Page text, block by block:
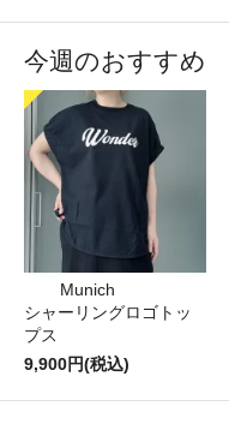
今週のおすすめ
Munich
シャーリングロゴトッ
プス
9,900円(税込)